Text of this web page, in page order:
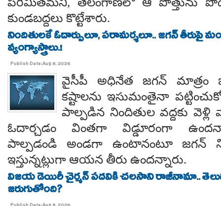
కుండబద్దలు కొట్టేశారు.
నిందితులకే ఓదార్పులూ, పరామర్శలూ.. జగన్ తీరుపై
వ్యంగ్యాస్త్రాలు.!
Publish Date:Aug 8, 2026
వైసీపీ అధినేత జగన్ మాత్రం
కష్టాలను ఇసుమంతైనా
పాల్పడిన నిందితుల వద్దకు
ఓదార్చడం వింతగా విడ్డూరంగా
పాల్పడండి అండగా ఉంటానంటూ జగన్
ఇస్తున్నట్లుగా ఆయన తీరు ఉందన్నారు.
విజయ డెయిరీ చైర్మన్ పదవికి చలసాని రాజీనామా..
జరుగుతోంది?